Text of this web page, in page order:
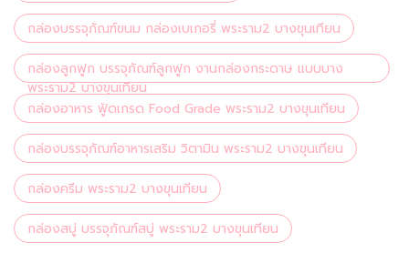
กล่องบรรจุภัณฑ์ขนม กล่องเบเกอรี่ พระราม2 บางขุนเทียน
กล่องลูกฟูก บรรจุภัณฑ์ลูกฟูก งานกล่องกระดาษ แบบบาง
พระราม2 บางขุนเทียน
กล่องอาหาร ฟู้ดเกรด Food Grade พระราม2 บางขุนเทียน
กล่องบรรจุภัณฑ์อาหารเสริม วิตามิน พระราม2 บางขุนเทียน
กล่องครีม พระราม2 บางขุนเทียน
กล่องสบู่ บรรจุภัณฑ์สบู่ พระราม2 บางขุนเทียน